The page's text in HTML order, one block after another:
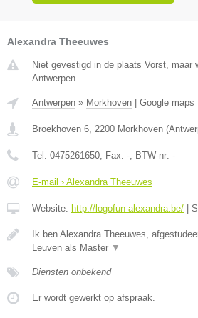
Alexandra Theeuwes
Niet gevestigd in de plaats Vorst, maar
Antwerpen.
Antwerpen » Morkhoven Google maps
Broekhoven 6, 2200 Morkhoven (
Tel: 0475261650, Fax: -, BTW-nr: -
E-mail › Alexandra Theeuwes
Website: http://logofun-alexandra.be/
Ik ben Alexandra Theeuwes,
Leuven als Master ▼
Diensten onbekend
Er wordt gewerkt op afspraak.